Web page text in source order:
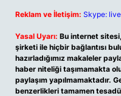
Reklam ve İletişim: Skype:
Yasal Uyarı: Bu internet
şirketi ile hiçbir bağlantısı
hazırladığımız makaleler
haber niteliği taşımamakta
paylaşım yapılmamaktadır.
benzerlikleri tamamen